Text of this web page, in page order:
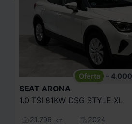
- 4.000
SEAT ARONA
1.0 TSI 81KW DSG STYLE XL
21.796 km
2024